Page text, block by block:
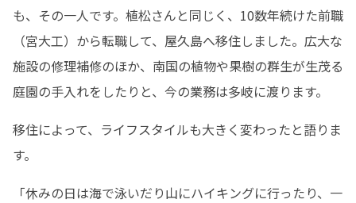
も、その一人です。植松さんと同じく、10数年続けた前職
（宮大工）から転職して、屋久島へ移住しました。広大な
施設の修理補修のほか、南国の植物や果樹の群生が生茂る
庭園の手入れをしたりと、今の業務は多岐に渡ります。
移住によって、ライフスタイルも大きく変わったと語りま
す。
「休みの日は海で泳いだり山にハイキングに行ったり、一